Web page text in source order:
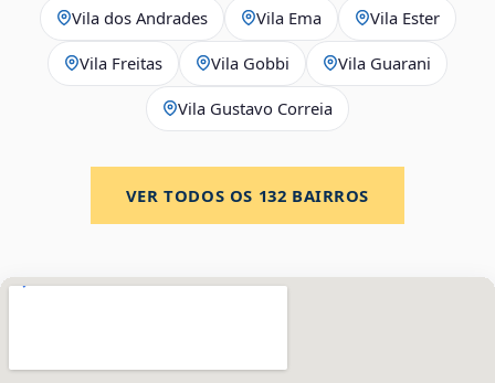
Vila dos Andrades Vila Ema Vila Ester
Vila Freitas Vila Gobbi Vila Guarani
Vila Gustavo Correia
VER TODOS OS 132 BAIRROS